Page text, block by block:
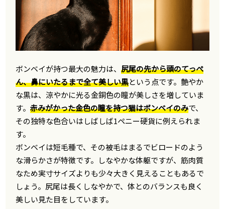
ボンベイが持つ最大の魅力は、尻尾の先から頭のてっぺ
ん、鼻にいたるまで全て美しい黒という点です。艶やか
な黒は、涼やかに光る金銅色の瞳が美しさを増していま
す。赤みがかった金色の瞳を持つ猫はボンベイのみで、
その独特な色合いはしばしば1ペニー硬貨に例えられま
す。
ボンベイは短毛種で、その被毛はまるでビロードのよう
な滑らかさが特徴です。しなやかな体躯ですが、筋肉質
なため実寸サイズよりも少々大きく見えることもあるで
しょう。尻尾は長くしなやかで、体とのバランスも良く
美しい見た目をしています。